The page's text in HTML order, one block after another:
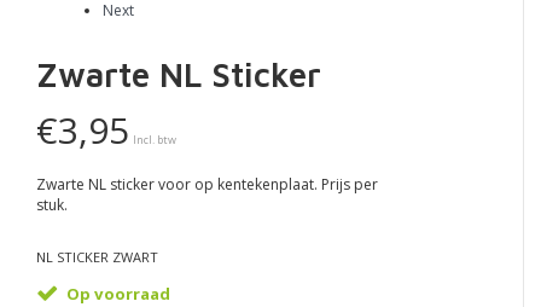
Next
Zwarte NL Sticker
€3,95 Incl. btw
Zwarte NL sticker voor op kentekenplaat. Prijs per
stuk.
NL STICKER ZWART
Op voorraad